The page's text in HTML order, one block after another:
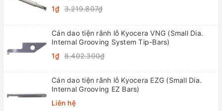
1₫ 3.219.807₫
Cán dao tiện rãnh lỗ Kyocera VNG (Small Dia.
Internal Grooving System Tip-Bars)
1₫ 8.402.300₫
Cán dao tiện rãnh lỗ Kyocera EZG (Small Dia.
Internal Grooving EZ Bars)
Liên hệ